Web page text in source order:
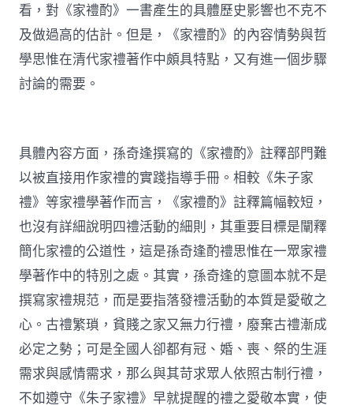
看，對《家禮酌》一書產生的具體歷史影響也不克不
及做過高的估計。但是，《家禮酌》的內容情勢與哲
學思惟在清代家禮著作中頗具特點，又有進一個步驟
討論的需要。
具體內容方面，孫奇逢撰寫的《家禮酌》註釋部門難
以被直接用作家禮的實踐指導手冊。相較《朱子家
禮》等家禮學著作而言，《家禮酌》註釋篇幅較短，
也沒有詳細說明四禮活動的細則，其重要目標是闡釋
簡化家禮的公道性，這是孫奇逢酌禮思惟在一眾家禮
學著作中的特別之處。其實，孫奇逢的意圖本就不是
撰寫家禮規范，而是要指落發禮活動的本質是愛敬之
心。古禮繁瑣，貧賤之家又無力行禮，廢棄古禮漸成
必定之勢；可是全國人卻都有冠、婚、喪、祭的生涯
需求與感情需求，那么與其苛求眾人依照古制行禮，
不如遵守《朱子家禮》早就提醒的禮之愛敬本實，使